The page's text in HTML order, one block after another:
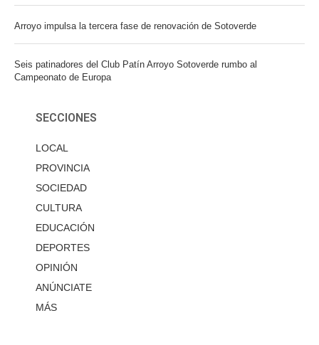
Arroyo impulsa la tercera fase de renovación de Sotoverde
Seis patinadores del Club Patín Arroyo Sotoverde rumbo al
Campeonato de Europa
SECCIONES
LOCAL
PROVINCIA
SOCIEDAD
CULTURA
EDUCACIÓN
DEPORTES
OPINIÓN
ANÚNCIATE
MÁS